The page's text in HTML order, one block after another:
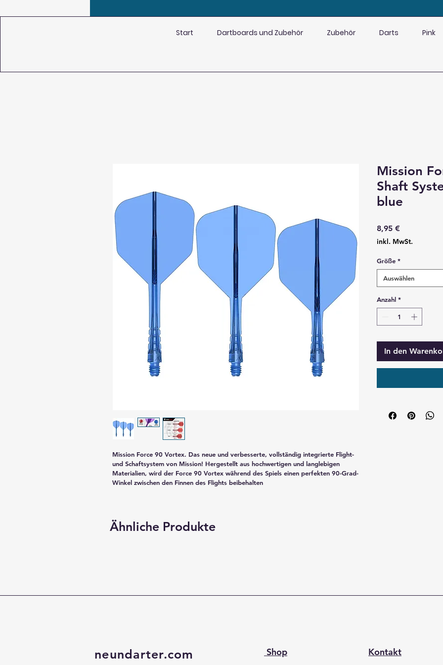
Start Dartboards und Zubehör Zubehör Darts Pink
Mission Force 90 Vortex. Das neue und verbesserte, vollständig integrierte Flight-
und Schaftsystem von Mission! Hergestellt aus hochwertigen und langlebigen
Materialien, wird der Force 90 Vortex während des Spiels einen perfekten 90-Grad-
Winkel zwischen den Finnen des Flights beibehalten
Mission
Shaft
blue
8,95 €
inkl. MwSt.
Größe *
Auswählen
Anzahl *
In den
Ähnliche Produkte
neundarter.com Shop Kontakt